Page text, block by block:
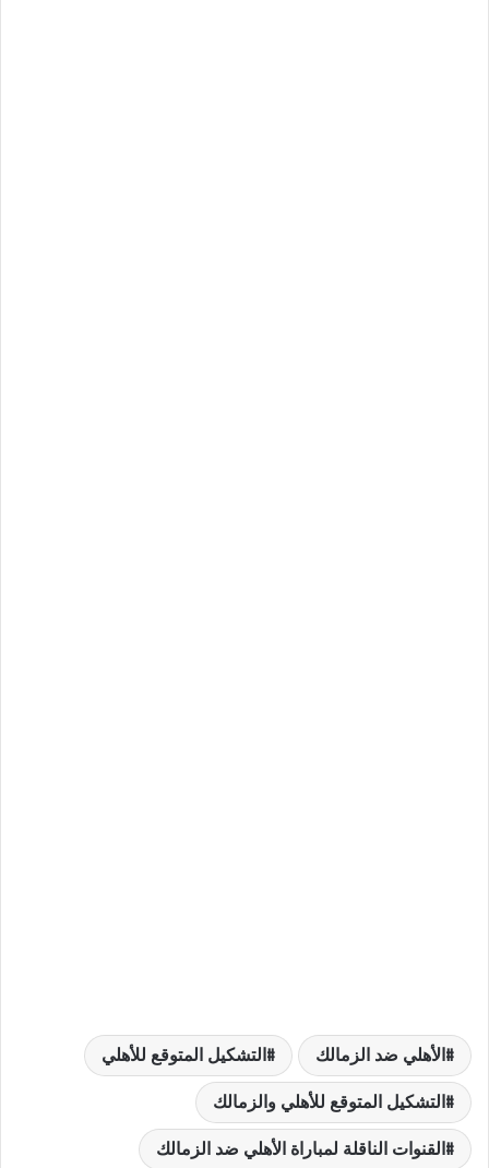
الأهلي ضد الزمالك التشكيل المتوقع للأهلي
التشكيل المتوقع للأهلي والزمالك
القنوات الناقلة لمباراة الأهلي ضد الزمالك